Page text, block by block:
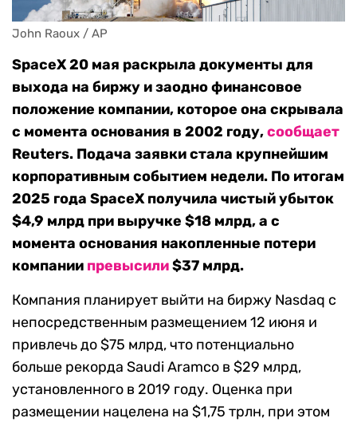
John Raoux / AP
SpaceX 20 мая раскрыла документы для
выхода на биржу и заодно финансовое
положение компании, которое она скрывала
с момента основания в 2002 году,сообщает
Reuters. Подача заявки стала крупнейшим
корпоративным событием недели. По итогам
2025 года SpaceX получила чистый убыток
$4,9 млрд при выручке $18 млрд, а с
момента основания накопленные потери
компании превысили$37 млрд.
Компания планирует выйти на биржу Nasdaq с
непосредственным размещением 12 июня и
привлечь до $75 млрд, что потенциально
больше рекорда Saudi Aramco в $29 млрд,
установленного в 2019 году. Оценка при
размещении нацелена на $1,75 трлн, при этом